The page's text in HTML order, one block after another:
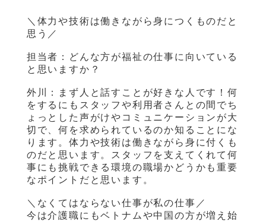
＼体力や技術は働きながら身につくものだと
思う／
担当者：どんな方が福祉の仕事に向いている
と思いますか？
外川：まず人と話すことが好きな人です！何
をするにもスタッフや利用者さんとの間でち
ょっとした声がけやコミュニケーションが大
切で、何を求められているのか知ることにな
ります。体力や技術は働きながら身に付くも
のだと思います。スタッフを支えてくれて何
事にも挑戦できる環境の職場かどうかも重要
なポイントだと思います。
＼なくてはならない仕事が私の仕事／
今は介護職にもベトナムや中国の方が増え始